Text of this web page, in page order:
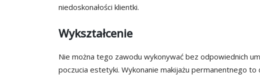
niedoskonałości klientki.
Wykształcenie
Nie można tego zawodu wykonywać bez odpowiednich
poczucia estetyki. Wykonanie makijażu permanentnego